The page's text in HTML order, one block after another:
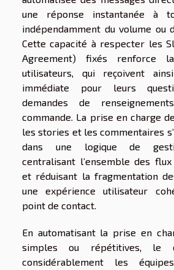
une réponse instantanée à
indépendamment du volume ou
Cette capacité à respecter les
Agreement) fixés renforce
utilisateurs, qui reçoivent
immédiate pour leurs
demandes de
commande. La prise en charge
les stories et les commentaires
dans une logique de
centralisant l’ensemble des
et réduisant la fragmentation
une expérience utilisateur
point de contact.
En automatisant la prise en
simples ou répétitives, le
considérablement les